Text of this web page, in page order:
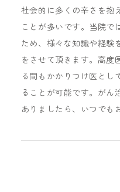
社会的に多くの辛さを抱
ことが多いです。当院で
ため、様々な知識や経験
をさせて頂きます。高度
る間もかかりつけ医とし
ることが可能です。がん
ありましたら、いつでも